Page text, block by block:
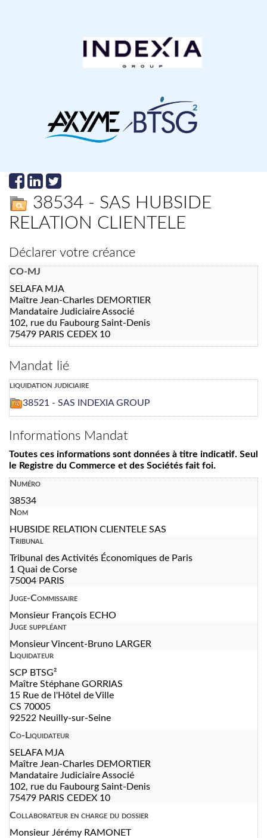
38534 - SAS HUBSIDE
RELATION CLIENTELE
Déclarer votre créance
CO-MJ
SELAFA MJA
Maître Jean-Charles DEMORTIER
Mandataire Judiciaire Associé
102, rue du Faubourg Saint-Denis
75479 PARIS CEDEX 10
Mandat lié
liquidation judiciaire
38521 - SAS INDEXIA GROUP
Informations Mandat
Toutes ces informations sont données à titre indicatif. Seul
le Registre du Commerce et des Sociétés fait foi.
Numéro
38534
Nom
HUBSIDE RELATION CLIENTELE SAS
Tribunal
Tribunal des Activités Économiques de Paris
1 Quai de Corse
75004 PARIS
Juge-Commissaire
Monsieur François ECHO
Juge suppléant
Monsieur Vincent-Bruno LARGER
Liquidateur
SCP BTSG²
Maître Stéphane GORRIAS
15 Rue de l'Hôtel de Ville
CS 70005
92522 Neuilly-sur-Seine
Co-Liquidateur
SELAFA MJA
Maître Jean-Charles DEMORTIER
Mandataire Judiciaire Associé
102, rue du Faubourg Saint-Denis
75479 PARIS CEDEX 10
Collaborateur en charge du dossier
Monsieur Jérémy RAMONET